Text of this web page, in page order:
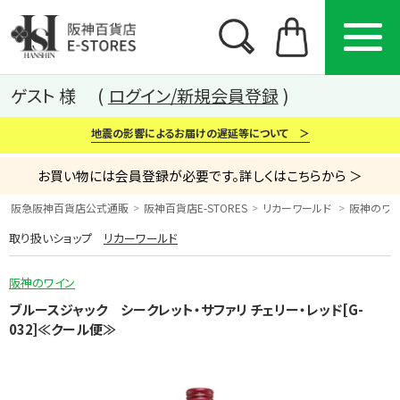
カテゴリー
から探す から探す から探す
ゲスト 様 ログイン/新規会員登録
地震の影響によるお届けの遅延等について ＞
お買い物には会員登録が必要です。詳しくはこちらから ＞
阪急阪神百貨店公式通販 阪神百貨店E-STORES リカーワールド 阪神のワイ
取り扱いショップ リカーワールド
阪神のワイン
ブルースジャック シークレット・サファリ チェリー・レッド[G-
032]≪クール便≫